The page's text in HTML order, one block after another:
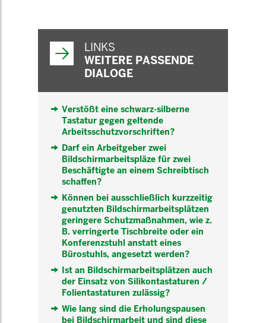
LINKS
WEITERE PASSENDE
DIALOGE
Verstößt eine schwarz-silberne
Tastatur gegen geltende
Arbeitsschutzvorschriften?
Darf ein Arbeitgeber zwei
Bildschirmarbeitspläze für zwei
Beschäftigte an einem Schreibtisch
schaffen?
Können bei ausschließlich kurzzeitig
genutzten Bildschirmarbeitsplätzen
geringere Schutzmaßnahmen, wie z.
B. verringerte Tischbreite oder ein
Konferenzstuhl anstatt eines
Bürostuhls, angesetzt werden?
Ist an Bildschirmarbeitsplätzen auch
der Einsatz von Silikontastaturen /
Folientastaturen zulässig?
Wie lang sind die Erholungspausen
bei Bildschirmarbeit und sind diese